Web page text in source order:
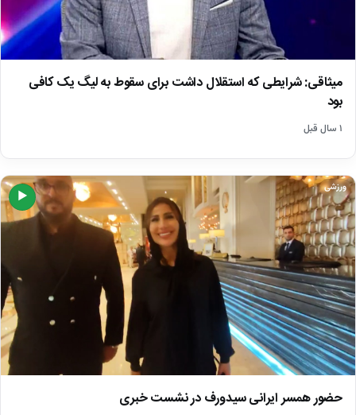
میثاقی: شرایطی که استقلال داشت برای سقوط به لیگ یک کافی
بود
۱ سال قبل
▶
ورزشی
حضور همسر ایرانی‌ سیدورف در نشست خبری